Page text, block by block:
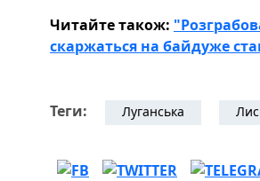
Читайте також:
скаржаться на байдуже
Теги: Луганська